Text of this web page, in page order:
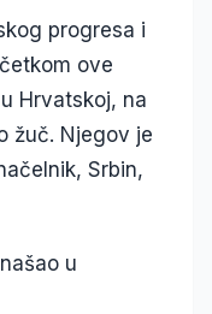
progresa i
ove
Hrvatskoj, na
žuč. Njegov je
Srbin,
u